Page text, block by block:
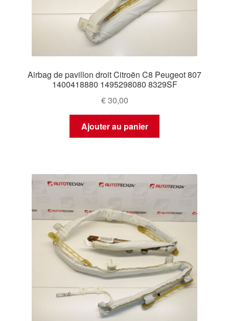
Airbag de pavillon droit Citroën C8 Peugeot 807
1400418880 1495298080 8329SF
€30,00
Ajouter au panier